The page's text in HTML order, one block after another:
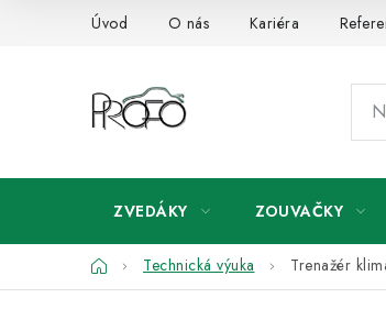
Úvod O nás Kariéra
ZVEDÁKY ZOUVAČKY
DomůTechnická výuka Trenažér